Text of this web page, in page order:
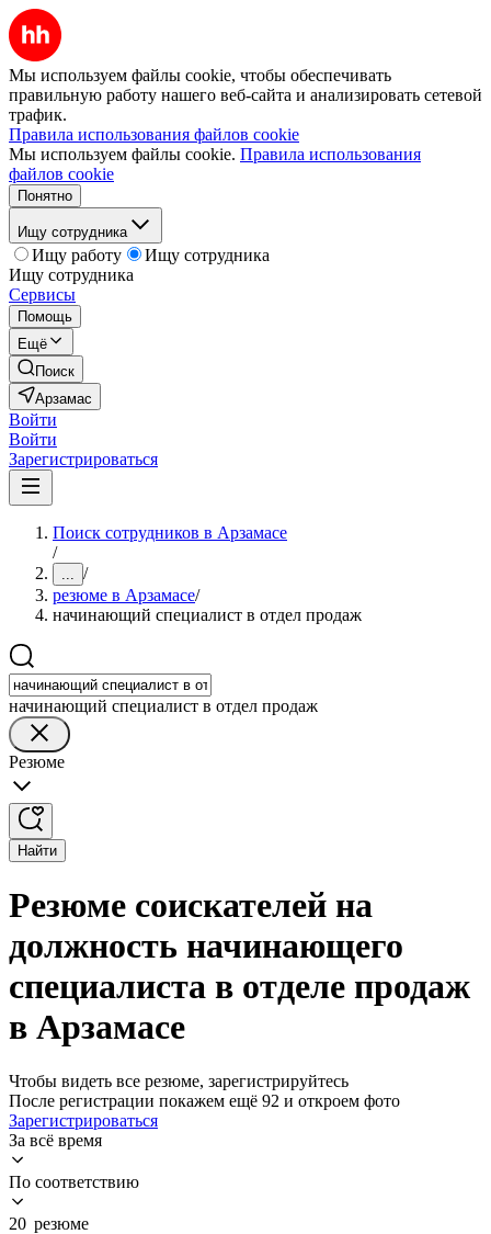
Мы используем файлы cookie, чтобы обеспечивать
правильную работу нашего веб-сайта и анализировать сетевой
трафик.
Правила использования файлов cookie
Мы используем файлы cookie. Правила использования
файлов cookie
Понятно
Ищу сотрудника
Ищу работу
Ищу сотрудника
Ищу сотрудника
Сервисы
Помощь
Ещё
Поиск
Арзамас
Войти
Войти
Зарегистрироваться
Поиск сотрудников в Арзамасе
/
... /
резюме в Арзамасе/
начинающий специалист в отдел продаж
начинающий специалист в отдел продаж
Резюме
Найти
Резюме соискателей на
должность начинающего
специалиста в отделе продаж
в Арзамасе
Чтобы видеть все резюме, зарегистрируйтесь
После регистрации покажем ещё 92 и откроем фото
Зарегистрироваться
За всё время
По соответствию
20 резюме